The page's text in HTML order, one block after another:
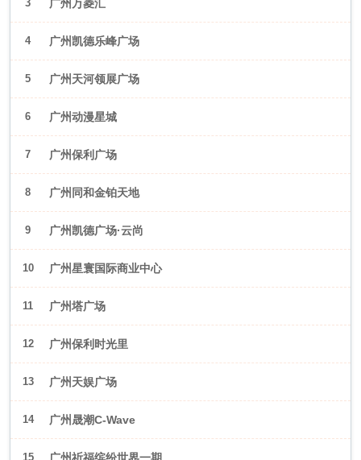
3 广州万菱汇
4 广州凯德乐峰广场
5 广州天河领展广场
6 广州动漫星城
7 广州保利广场
8 广州同和金铂天地
9 广州凯德广场·云尚
10 广州星寰国际商业中心
11 广州塔广场
12 广州保利时光里
13 广州天娱广场
14 广州晟潮C-Wave
15